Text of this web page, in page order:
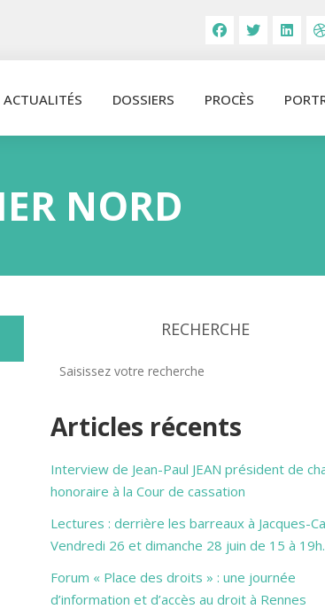
ACTUALITÉS DOSSIERS PROCÈS
NORD
RECHERCHE
Articles récents
Interview de Jean-Paul JEAN président de
honoraire à la Cour de cassation
Lectures : derrière les barreaux à Jacques-
Vendredi 26 et dimanche 28 juin de 15 à 19h.
Forum « Place des droits » : une journée
d’information et d’accès au droit à Rennes